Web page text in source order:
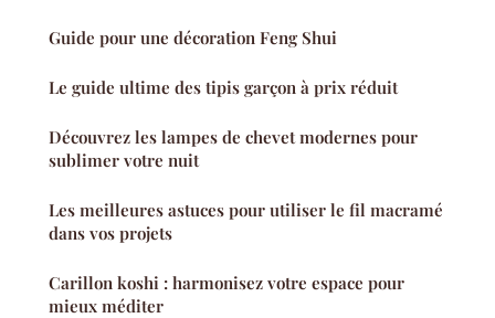
Guide pour une décoration Feng Shui
Le guide ultime des tipis garçon à prix réduit
Découvrez les lampes de chevet modernes pour
sublimer votre nuit
Les meilleures astuces pour utiliser le fil macramé
dans vos projets
Carillon koshi : harmonisez votre espace pour
mieux méditer